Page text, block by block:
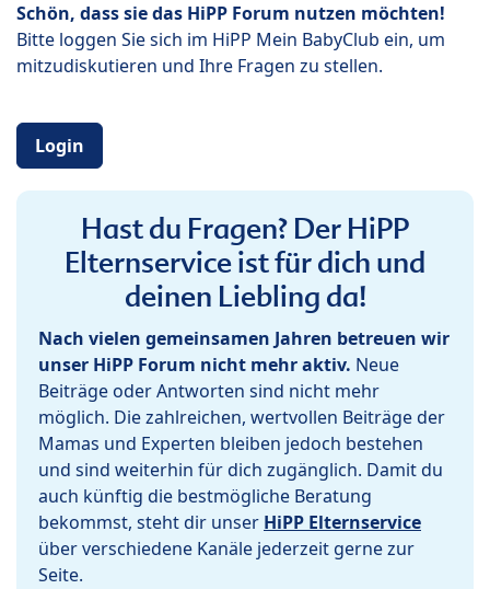
Schön, dass sie das HiPP Forum nutzen möchten!
Bitte loggen Sie sich im HiPP Mein BabyClub ein, um
mitzudiskutieren und Ihre Fragen zu stellen.
Login
Hast du Fragen? Der HiPP
Elternservice ist für dich und
deinen Liebling da!
Nach vielen gemeinsamen Jahren betreuen wir
unser HiPP Forum nicht mehr aktiv. Neue
Beiträge oder Antworten sind nicht mehr
möglich. Die zahlreichen, wertvollen Beiträge der
Mamas und Experten bleiben jedoch bestehen
und sind weiterhin für dich zugänglich. Damit du
auch künftig die bestmögliche Beratung
bekommst, steht dir unser HiPP Elternservice
über verschiedene Kanäle jederzeit gerne zur
Seite.